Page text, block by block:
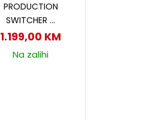
PRODUCTION
SWITCHER …
1.199,00 KM
Na zalihi